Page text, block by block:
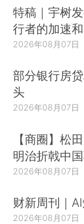
特稿｜宇树
行者的加速
2026年08月07日
部分银行房
头
2026年08月07日
【商圈】松
明治折戟中
2026年08月07日
财新周刊｜
2026年08月07日